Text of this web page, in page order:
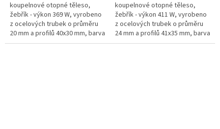
koupelnové otopné těleso,
žebřík - výkon 369 W, vyrobeno
z ocelových trubek o průměru
20 mm a profilů 40x30 mm, barva
bílá
koupelnové otopné těleso,
žebřík - výkon 411 W, vyrobeno
z ocelových trubek o průměru
24 mm a profilů 41x35 mm, barva
bílá